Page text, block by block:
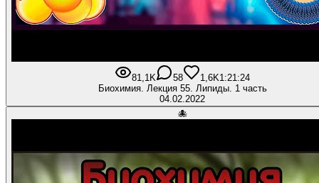
81,1K 58 1,6K1:21:24
Биохимия. Лекция 55. Липиды. 1 часть
04.02.2022
🐙